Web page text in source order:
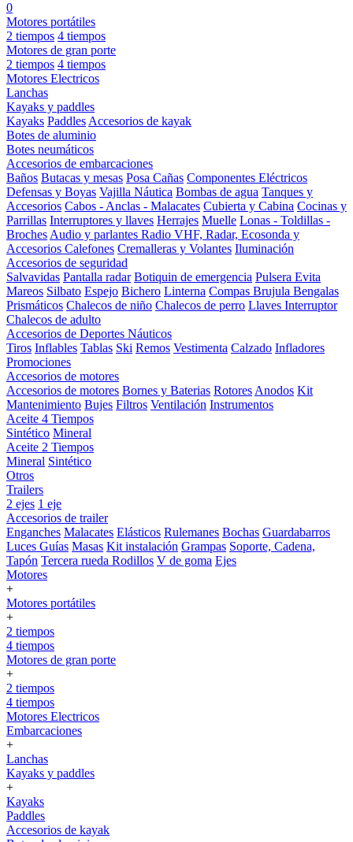
0
Motores portátiles
2 tiempos 4 tiempos
Motores de gran porte
2 tiempos 4 tiempos
Motores Electricos
Lanchas
Kayaks y paddles
Kayaks Paddles Accesorios de kayak
Botes de aluminio
Botes neumáticos
Accesorios de embarcaciones
Baños Butacas y mesas Posa Cañas Componentes Eléctricos
Defensas y Boyas Vajilla Náutica Bombas de agua Tanques y
Accesorios Cabos - Anclas - Malacates Cubierta y Cabina Cocinas y
Parrillas Interruptores y llaves Herrajes Muelle Lonas - Toldillas -
Broches Audio y parlantes Radio VHF, Radar, Ecosonda y
Accesorios Calefones Cremalleras y Volantes Iluminación
Accesorios de seguridad
Salvavidas Pantalla radar Botiquin de emergencia Pulsera Evita
Mareos Silbato Espejo Bichero Linterna Compas Brujula Bengalas
Prismáticos Chalecos de niño Chalecos de perro Llaves Interruptor
Chalecos de adulto
Accesorios de Deportes Náuticos
Tiros Inflables Tablas Ski Remos Vestimenta Calzado Infladores
Promociones
Accesorios de motores
Accesorios de motores Bornes y Baterias Rotores Anodos Kit
Mantenimiento Bujes Filtros Ventilación Instrumentos
Aceite 4 Tiempos
Sintético Mineral
Aceite 2 Tiempos
Mineral Sintético
Otros
Trailers
2 ejes 1 eje
Accesorios de trailer
Enganches Malacates Elásticos Rulemanes Bochas Guardabarros
Luces Guías Masas Kit instalación Grampas Soporte, Cadena,
Tapón Tercera rueda Rodillos V de goma Ejes
Motores
+
Motores portátiles
+
2 tiempos
4 tiempos
Motores de gran porte
+
2 tiempos
4 tiempos
Motores Electricos
Embarcaciones
+
Lanchas
Kayaks y paddles
+
Kayaks
Paddles
Accesorios de kayak